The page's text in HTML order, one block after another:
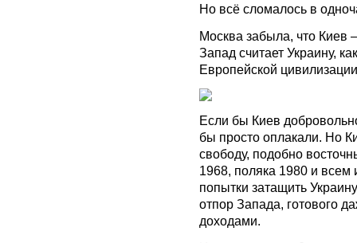
Но всё сломалось в
Москва забыла, что Киев
Запад считает Украину,
Европейской
Если бы Киев
бы просто оплакали. Но
свободу, подобно
1968, поляка 1980 и
попытки затащить
отпор Запада, готового
доходами.